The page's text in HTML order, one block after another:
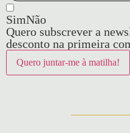
SimNão
Quero subscrever a
desconto na primeira